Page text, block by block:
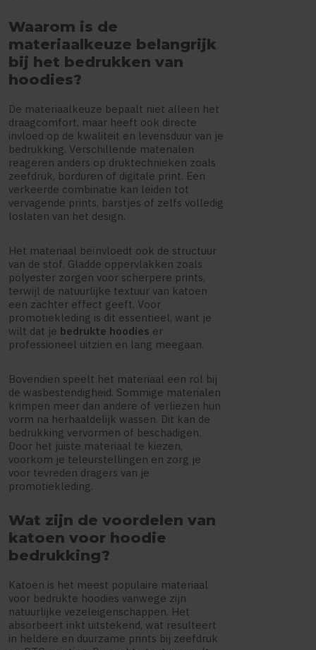
Waarom is de
materiaalkeuze belangrijk
bij het bedrukken van
hoodies?
De materiaalkeuze bepaalt niet alleen het
draagcomfort, maar heeft ook directe
invloed op de kwaliteit en levensduur van je
bedrukking. Verschillende materialen
reageren anders op druktechnieken zoals
zeefdruk, borduren of digitale print. Een
verkeerde combinatie kan leiden tot
vervagende prints, barstjes of zelfs volledig
loslaten van het design.
Het materiaal beïnvloedt ook de structuur
van de stof. Gladde oppervlakken zoals
polyester zorgen voor scherpere prints,
terwijl de natuurlijke textuur van katoen
een zachter effect geeft. Voor
promotiekleding is dit essentieel, want je
wilt dat je bedrukte hoodies er
professioneel uitzien en lang meegaan.
Bovendien speelt het materiaal een rol bij
de wasbestendigheid. Sommige materialen
krimpen meer dan andere of verliezen hun
vorm na herhaaldelijk wassen. Dit kan de
bedrukking vervormen of beschadigen.
Door het juiste materiaal te kiezen,
voorkom je teleurstellingen en zorg je
voor tevreden dragers van je
promotiekleding.
Wat zijn de voordelen van
katoen voor hoodie
bedrukking?
Katoen is het meest populaire materiaal
voor bedrukte hoodies vanwege zijn
natuurlijke vezeleigenschappen. Het
absorbeert inkt uitstekend, wat resulteert
in heldere en duurzame prints bij zeefdruk